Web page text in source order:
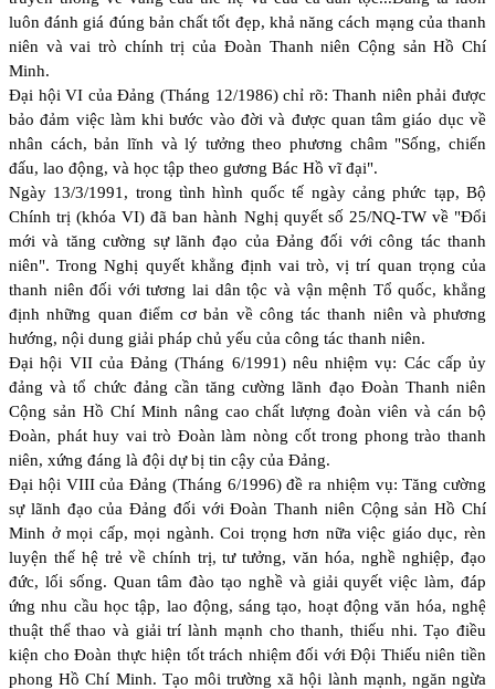
luôn đánh giá đúng bản chất tốt đẹp, khả năng cách mạng của thanh
niên và vai trò chính trị của Đoàn Thanh niên Cộng sản Hồ Chí
Minh.
Đại hội VI của Đảng (Tháng 12/1986) chỉ rõ: Thanh niên phải được
bảo đảm việc làm khi bước vào đời và được quan tâm giáo dục về
nhân cách, bản lĩnh và lý tưởng theo phương châm "Sống, chiến
đấu, lao động, và học tập theo gương Bác Hồ vĩ đại".
Ngày 13/3/1991, trong tình hình quốc tế ngày cảng phức tạp, Bộ
Chính trị (khóa VI) đã ban hành Nghị quyết số 25/NQ-TW về "Đổi
mới và tăng cường sự lãnh đạo của Đảng đối với công tác thanh
niên". Trong Nghị quyết khẳng định vai trò, vị trí quan trọng của
thanh niên đối với tương lai dân tộc và vận mệnh Tổ quốc, khẳng
định những quan điểm cơ bản về công tác thanh niên và phương
hướng, nội dung giải pháp chủ yếu của công tác thanh niên.
Đại hội VII của Đảng (Tháng 6/1991) nêu nhiệm vụ: Các cấp ủy
đảng và tổ chức đảng cần tăng cường lãnh đạo Đoàn Thanh niên
Cộng sản Hồ Chí Minh nâng cao chất lượng đoàn viên và cán bộ
Đoàn, phát huy vai trò Đoàn làm nòng cốt trong phong trào thanh
niên, xứng đáng là đội dự bị tin cậy của Đảng.
Đại hội VIII của Đảng (Tháng 6/1996) đề ra nhiệm vụ: Tăng cường
sự lãnh đạo của Đảng đối với Đoàn Thanh niên Cộng sản Hồ Chí
Minh ở mọi cấp, mọi ngành. Coi trọng hơn nữa việc giáo dục, rèn
luyện thế hệ trẻ về chính trị, tư tưởng, văn hóa, nghề nghiệp, đạo
đức, lối sống. Quan tâm đào tạo nghề và giải quyết việc làm, đáp
ứng nhu cầu học tập, lao động, sáng tạo, hoạt động văn hóa, nghệ
thuật thể thao và giải trí lành mạnh cho thanh, thiếu nhi. Tạo điều
kiện cho Đoàn thực hiện tốt trách nhiệm đối với Đội Thiếu niên tiền
phong Hồ Chí Minh. Tạo môi trường xã hội lành mạnh, ngăn ngừa